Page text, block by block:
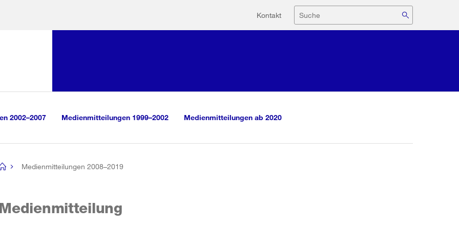
Hilfsnavigation
Kontakt Suche
2002–2007 Medienmitteilungen 1999–2002 Medienmitteilungen ab 2020
Medienmitteilungen 2008–2019